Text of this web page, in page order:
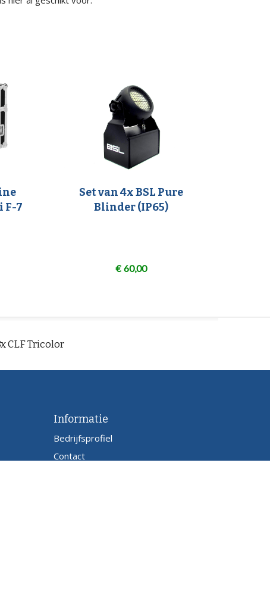
F-7
Set van 4x BSL Pure
Blinder (IP65)
€ 60,00
CLF Tricolor
Informatie
Bedrijfsprofiel
Contact